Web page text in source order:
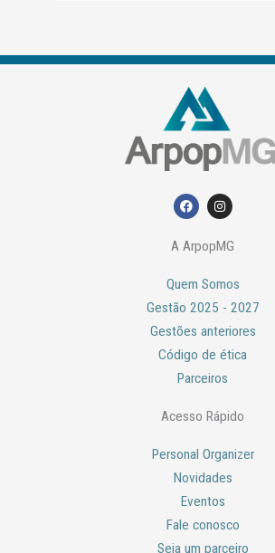
F
a
b
k
I
n
a
a
A ArpopMG
Quem Somos
Gestão 2025 - 2027
Gestões anteriores
Código de ética
Parceiros
Acesso Rápido
Personal Organizer
Novidades
Eventos
Fale conosco
Seja um parceiro